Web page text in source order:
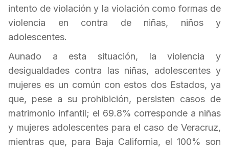
intento de violación y la violación como formas de
violencia en contra de niñas, niños y
adolescentes.
Aunado a esta situación, la violencia y
desigualdades contra las niñas, adolescentes y
mujeres es un común con estos dos Estados, ya
que, pese a su prohibición, persisten casos de
matrimonio infantil; el 69.8% corresponde a niñas
y mujeres adolescentes para el caso de Veracruz,
mientras que, para Baja California, el 100% son